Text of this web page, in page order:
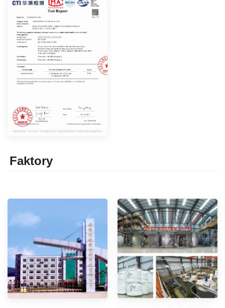
Faktory